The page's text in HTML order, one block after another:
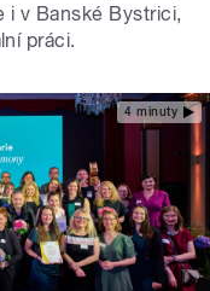
i v Banské Bystrici,
práci.
4 minuty